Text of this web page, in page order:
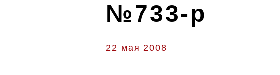
№733-р
22 мая 2008